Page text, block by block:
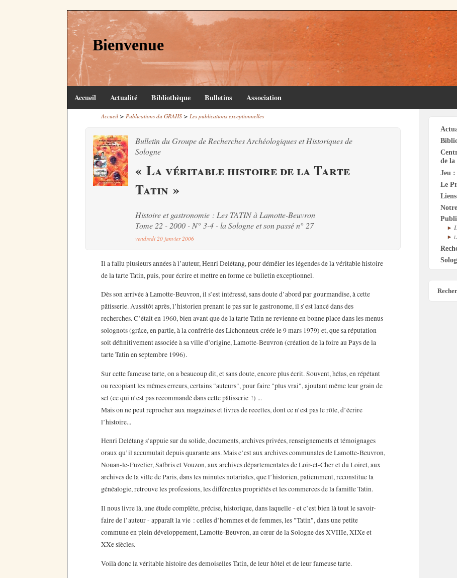
Bienvenue
Accueil Actualité Bibliothèque Bulletins Association
Accueil> Publications du GRAHS> Les publications exceptionnelles
Bulletin du Groupe de Recherches Archéologiques et Historiques de
Sologne
« La véritable histoire de la Tarte
Tatin »
Histoire et gastronomie : Les TATIN à Lamotte-Beuvron
Tome 22 - 2000 - N° 3-4 - la Sologne et son passé n° 27
vendredi 20 janvier 2006
Il a fallu plusieurs années à l’auteur, Henri Delétang, pour démêler les légendes de la véritable histoire
de la tarte Tatin, puis, pour écrire et mettre en forme ce bulletin exceptionnel.
Dès son arrivée à Lamotte-Beuvron, il s’est intéressé, sans doute d’abord par gourmandise, à cette
pâtisserie. Aussitôt après, l’historien prenant le pas sur le gastronome, il s’est lancé dans des
recherches. C’était en 1960, bien avant que de la tarte Tatin ne revienne en bonne place dans les menus
solognots (grâce, en partie, à la confrérie des Lichonneux créée le 9 mars 1979) et, que sa réputation
soit définitivement associée à sa ville d’origine, Lamotte-Beuvron (création de la foire au Pays de la
tarte Tatin en septembre 1996).
Sur cette fameuse tarte, on a beaucoup dit, et sans doute, encore plus écrit. Souvent, hélas, en répétant
ou recopiant les mêmes erreurs, certains "auteurs", pour faire "plus vrai", ajoutant même leur grain de
sel (ce qui n’est pas recommandé dans cette pâtisserie !) ...
Mais on ne peut reprocher aux magazines et livres de recettes, dont ce n’est pas le rôle, d’écrire
l’histoire...
Henri Delétang s’appuie sur du solide, documents, archives privées, renseignements et témoignages
oraux qu’il accumulait depuis quarante ans. Mais c’est aux archives communales de Lamotte-Beuvron,
Nouan-le-Fuzelier, Salbris et Vouzon, aux archives départementales de Loir-et-Cher et du Loiret, aux
archives de la ville de Paris, dans les minutes notariales, que l’historien, patiemment, reconstitue la
généalogie, retrouve les professions, les différentes propriétés et les commerces de la famille Tatin.
Il nous livre là, une étude complète, précise, historique, dans laquelle - et c’est bien là tout le savoir-
faire de l’auteur - apparaît la vie : celles d’hommes et de femmes, les "Tatin", dans une petite
commune en plein développement, Lamotte-Beuvron, au cœur de la Sologne des XVIIIe, XIXe et
XXe siècles.
Voilà donc la véritable histoire des demoiselles Tatin, de leur hôtel et de leur fameuse tarte.
de
Jeu :
Le